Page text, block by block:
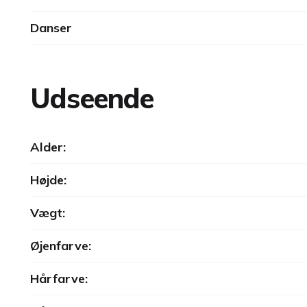
Danser
Udseende
Alder:
Højde:
Vægt:
Øjenfarve:
Hårfarve: